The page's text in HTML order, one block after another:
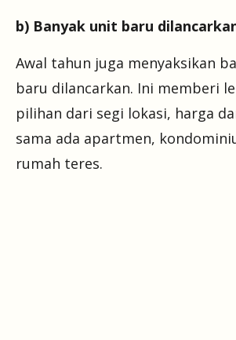
b) Banyak unit baru
Awal tahun juga menyaksikan
baru dilancarkan. Ini memberi
pilihan dari segi lokasi, harga
sama ada apartmen,
rumah teres.